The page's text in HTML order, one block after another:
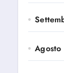
Agosto